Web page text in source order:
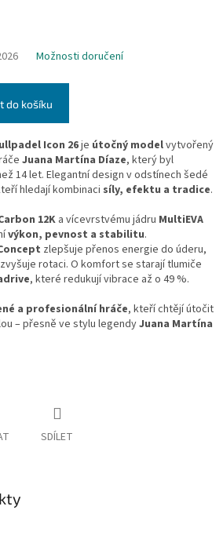
Možnosti doručení
do košíku
Icon 26je útočný modelvytvořený
Juana Martí­na Díaze, který byl
14 let. Elegantní design v odstínech šedé
hledají kombinaci síly, efektu a tradice.
12K a vícevrstvému jádru MultiEVA
výkon, pevnost a stabilitu.
zlepšuje přenos energie do úderu,
zvyšuje rotaci. O komfort se starají tlumiče
, které redukují vibrace až o 49 %.
a profesionální hráče, kteří chtějí útočit
– přesně ve stylu legendyJuana Martí­na
SDÍLET